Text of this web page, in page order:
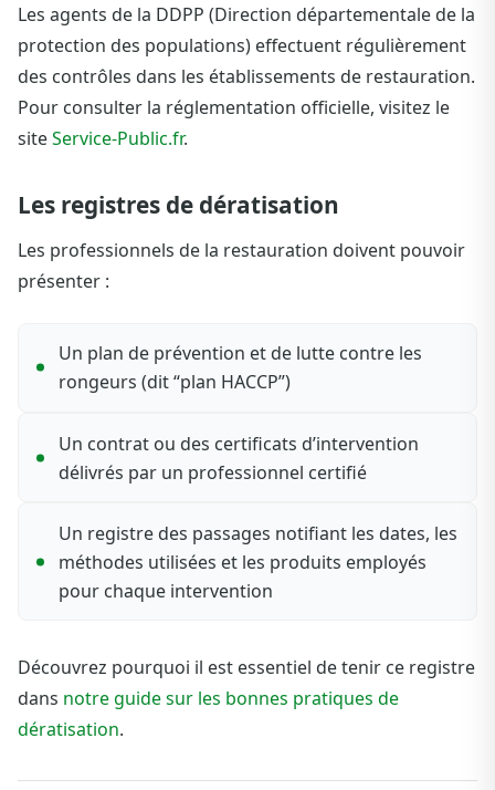
Les agents de la DDPP (Direction départementale de la
protection des populations) effectuent régulièrement
des contrôles dans les établissements de restauration.
Pour consulter la réglementation officielle, visitez le
siteService-Public.fr.
Les registres de dératisation
Les professionnels de la restauration doivent pouvoir
présenter :
Un plan de prévention et de lutte contre les
rongeurs (dit “plan HACCP”)
Un contrat ou des certificats d’intervention
délivrés par un professionnel certifié
Un registre des passages notifiant les dates, les
méthodes utilisées et les produits employés
pour chaque intervention
Découvrez pourquoi il est essentiel de tenir ce registre
dans notre guide sur les bonnes pratiques de
dératisation.